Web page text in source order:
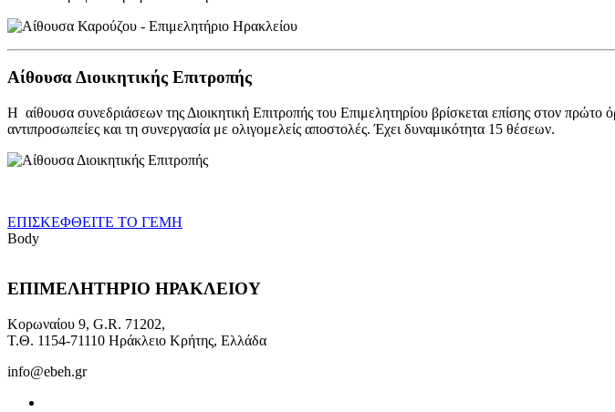
Αίθουσα Διοικητικής Επιτροπής
Η αίθουσα συνεδριάσεων της Διοικητική Επιτροπής του Επιμελητηρίου βρίσκεται επίσης στον
αντιπροσωπείες και τη συνεργασία με ολιγομελείς αποστολές. Έχει δυναμικότητα 15 θέσεων.
ΕΠΙΣΚΕΦΘΕΙΤΕ ΤΟ ΓΕΜΗ
Body
ΕΠΙΜΕΛΗΤΗΡΙΟ ΗΡΑΚΛΕΙΟΥ
Κορωναίου 9, G.R. 71202,
Τ.Θ. 1154-71110 Ηράκλειο Κρήτης, Ελλάδα
info@ebeh.gr